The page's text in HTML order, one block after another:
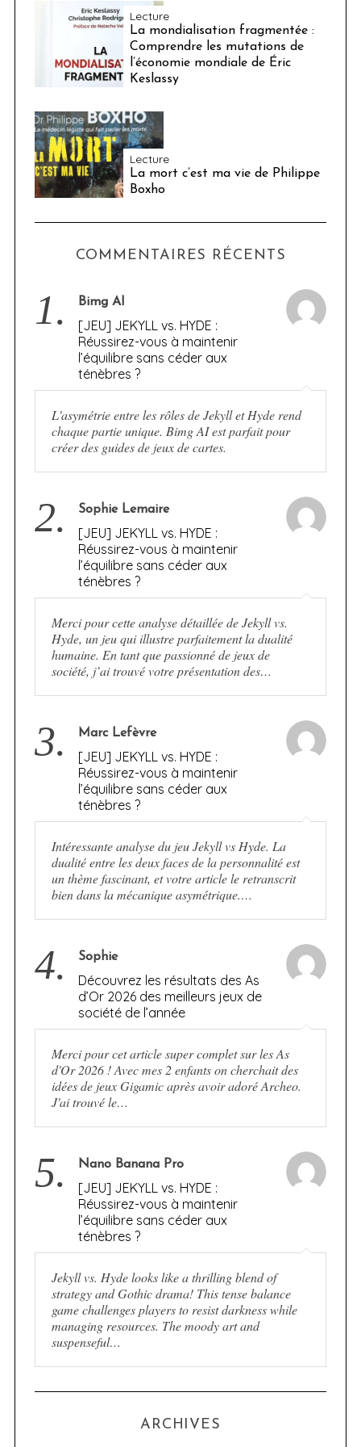
Lecture
La mondialisation fragmentée :
Comprendre les mutations de
l’économie mondiale de Éric
Keslassy
Lecture
La mort c’est ma vie de Philippe
Boxho
COMMENTAIRES RÉCENTS
1. Bimg AI
[JEU] JEKYLL vs. HYDE :
Réussirez-vous à maintenir
l’équilibre sans céder aux
ténèbres ?
L'asymétrie entre les rôles de Jekyll et Hyde rend
chaque partie unique. Bimg AI est parfait pour
créer des guides de jeux de cartes.
2. Sophie Lemaire
[JEU] JEKYLL vs. HYDE :
Réussirez-vous à maintenir
l’équilibre sans céder aux
ténèbres ?
Merci pour cette analyse détaillée de Jekyll vs.
Hyde, un jeu qui illustre parfaitement la dualité
humaine. En tant que passionné de jeux de
société, j’ai trouvé votre présentation des…
3. Marc Lefèvre
[JEU] JEKYLL vs. HYDE :
Réussirez-vous à maintenir
l’équilibre sans céder aux
ténèbres ?
Intéressante analyse du jeu Jekyll vs Hyde. La
dualité entre les deux faces de la personnalité est
un thème fascinant, et votre article le retranscrit
bien dans la mécanique asymétrique.…
4. Sophie
Découvrez les résultats des As
d’Or 2026 des meilleurs jeux de
société de l’année
Merci pour cet article super complet sur les As
d'Or 2026 ! Avec mes 2 enfants on cherchait des
idées de jeux Gigamic après avoir adoré Archeo.
J'ai trouvé le…
5. Nano Banana Pro
[JEU] JEKYLL vs. HYDE :
Réussirez-vous à maintenir
l’équilibre sans céder aux
ténèbres ?
Jekyll vs. Hyde looks like a thrilling blend of
strategy and Gothic drama! This tense balance
game challenges players to resist darkness while
managing resources. The moody art and
suspenseful…
ARCHIVES